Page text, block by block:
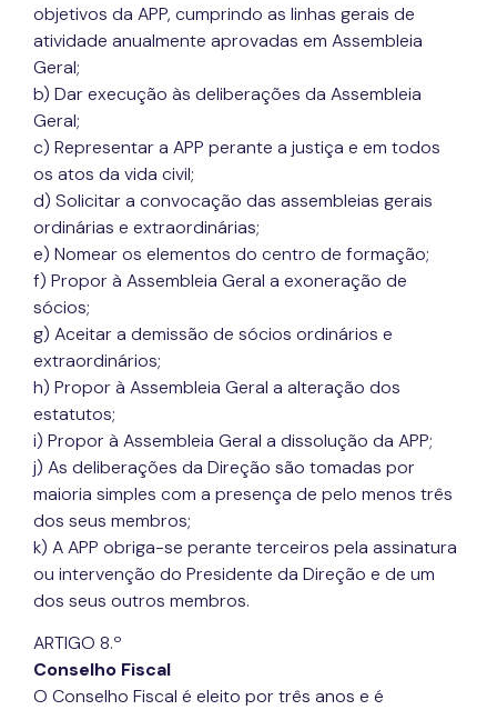
objetivos da APP, cumprindo as linhas gerais de
atividade anualmente aprovadas em Assembleia
Geral;
b) Dar execução às deliberações da Assembleia
Geral;
c) Representar a APP perante a justiça e em todos
os atos da vida civil;
d) Solicitar a convocação das assembleias gerais
ordinárias e extraordinárias;
e) Nomear os elementos do centro de formação;
f) Propor à Assembleia Geral a exoneração de
sócios;
g) Aceitar a demissão de sócios ordinários e
extraordinários;
h) Propor à Assembleia Geral a alteração dos
estatutos;
i) Propor à Assembleia Geral a dissolução da APP;
j) As deliberações da Direção são tomadas por
maioria simples com a presença de pelo menos três
dos seus membros;
k) A APP obriga-se perante terceiros pela assinatura
ou intervenção do Presidente da Direção e de um
dos seus outros membros.
ARTIGO 8.º
Conselho Fiscal
O Conselho Fiscal é eleito por três anos e é